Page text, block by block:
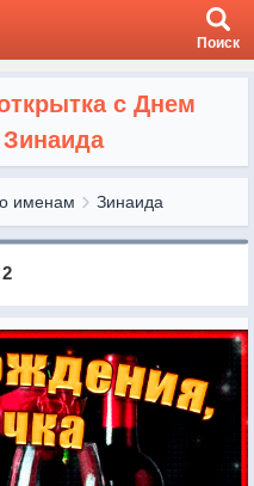
Поиск
с Днем
именам Зинаида